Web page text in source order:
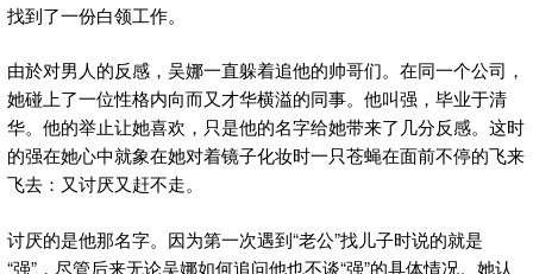
找到了一份白领工作。
由於对男人的反感，吴娜一直躲着追他的帅哥们。在同一个公司，
她碰上了一位性格内向而又才华横溢的同事。他叫强，毕业于清
华。他的举止让她喜欢，只是他的名字给她带来了几分反感。这时
的强在她心中就象在她对着镜子化妆时一只苍蝇在面前不停的飞来
飞去：又讨厌又赶不走。
讨厌的是他那名字。因为第一次遇到“老公”找儿子时说的就是
“强”，尽管后来无论吴娜如何追问他也不谈“强”的具体情况。她认